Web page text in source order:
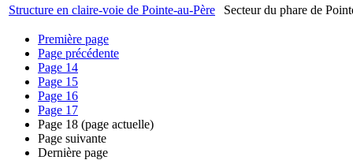
Structure en claire-voie de Pointe-au-Père
Secteur du phare de
Première page
Page précédente
Page 14
Page 15
Page 16
Page 17
Page 18 (page actuelle)
Page suivante
Dernière page